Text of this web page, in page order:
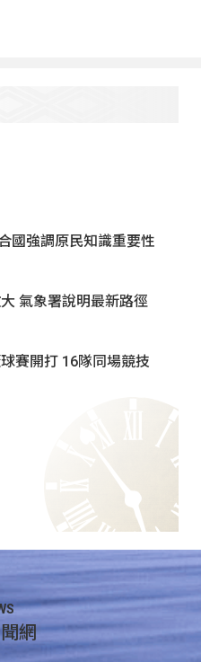
國強調原民知識重要性
氣象署說明最新路徑
賽開打 16隊同場競技
網